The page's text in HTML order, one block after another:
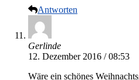
Antworten
Gerlinde
12. Dezember 2016 / 08:53
Wäre ein schönes